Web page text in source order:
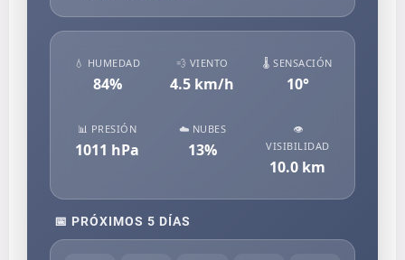
💧 HUMEDAD
84%
💨 VIENTO
4.5 km/h
🌡️ SENSACIÓN
10°
📊 PRESIÓN
1011 hPa
☁️ NUBES
13%
👁️
VISIBILIDAD
10.0 km
📅 PRÓXIMOS 5 DÍAS